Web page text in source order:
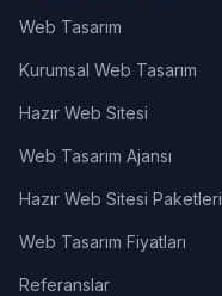
Web Tasarım
Kurumsal Web Tasarım
Hazır Web Sitesi
Web Tasarım Ajansı
Hazır Web Sitesi Paketleri
Web Tasarım Fiyatları
Referanslar